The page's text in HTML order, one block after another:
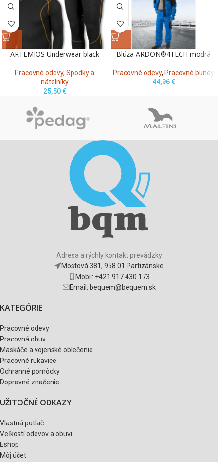
ARTEMIOS Underwear black
Pracovné odevy, Spodky a
nátelníky
25,50€
Blúza ARDON®4TECH modrá
Pracovné odevy, Pracovné bundy
44,96€
Adresa a rýchly kontakt prevádzky
Mostová 381, 958 01 Partizánske
Mobil: +421 917 430 173
Email: bequem@bequem.sk
KATEGÓRIE
Pracovné odevy
Pracovná obuv
Maskáče a vojenské oblečenie
Pracovné rukavice
Ochranné pomôcky
Dopravné značenie
UŽITOČNÉ ODKAZY
Vlastná potlač
Veľkostí odevov a obuvi
Eshop
Môj účet